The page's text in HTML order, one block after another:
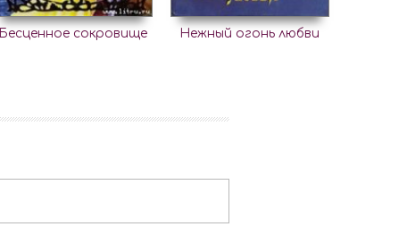
Бесценное сокровище Нежный огонь любви